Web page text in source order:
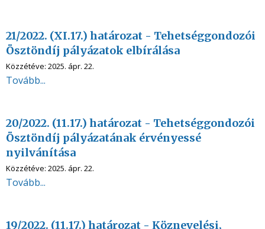
21/2022. (XI.17.) határozat - Tehetséggondozói
Ösztöndíj pályázatok elbírálása
Közzétéve: 2025. ápr. 22.
Tovább...
20/2022. (11.17.) határozat - Tehetséggondozói
Ösztöndíj pályázatának érvényessé
nyilvánítása
Közzétéve: 2025. ápr. 22.
Tovább...
19/2022. (11.17.) határozat - Köznevelési,